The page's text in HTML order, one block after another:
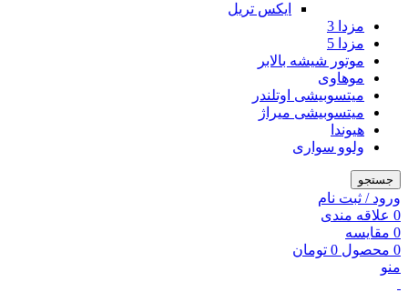
ایکس تریل
مزدا 3
مزدا 5
موتور شیشه بالابر
موهاوی
میتسوبیشی اوتلندر
میتسوبیشی میراژ
هیوندا
ولوو سواری
جستجو
ورود / ثبت نام
0 علاقه مندی
0 مقایسه
0 محصول 0 تومان
منو